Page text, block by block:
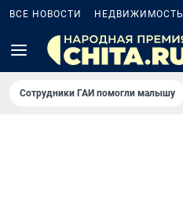
ВСЕ НОВОСТИ НЕДВИЖИМОСТЬ
Сотрудники ГАИ помогли малышу